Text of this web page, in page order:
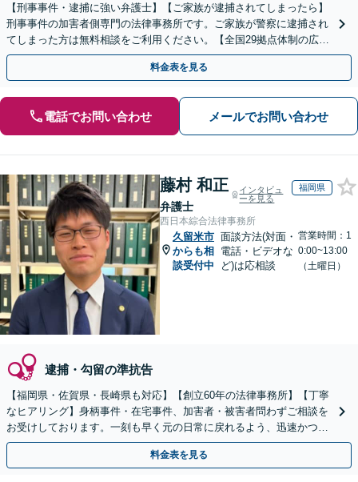
【刑事事件・逮捕に強い弁護士】【ご家族が逮捕されてしまったら】
刑事事件の加害者側専門の法律事務所です。ご家族が警察に逮捕され
てしまった方は無料相談をご利用ください。【全国29拠点体制の広域
対応】【弁護士待機中/当日中の電話相談可(予約制)】
料金表を見る
電話でお問い合わせ メールでお問い合わせ
藤村 和正
弁護士
インタビュ
ーを見る
福岡県
西日本綜合法律事務所
久留米市
からも相
談受付中
面談方法(対面・
電話・ビデオな
ど)は応相談
営業時間：1
0:00~13:00
（土曜日）
逮捕・勾留の準抗告
【福岡県・佐賀県・長崎県も対応】【創立60年の法律事務所】【丁寧
なヒアリング】身柄事件・在宅事件、加害者・被害者問わずご相談を
お受けしております。一刻も早く元の日常に戻れるよう、迅速かつ丁
寧に弁護活動を進めてまいります。ぜひご相談ください。
料金表を見る